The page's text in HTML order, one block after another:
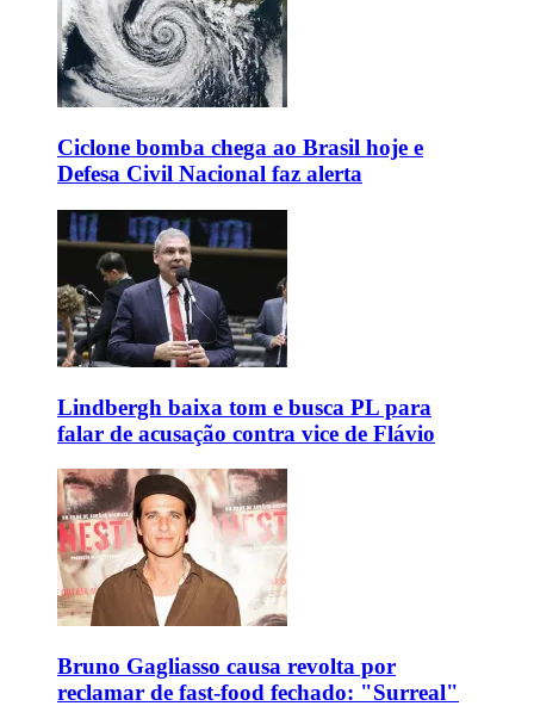
Ciclone bomba chega ao Brasil hoje e
Defesa Civil Nacional faz alerta
Lindbergh baixa tom e busca PL para
falar de acusação contra vice de Flávio
Bruno Gagliasso causa revolta por
reclamar de fast-food fechado: "Surreal"